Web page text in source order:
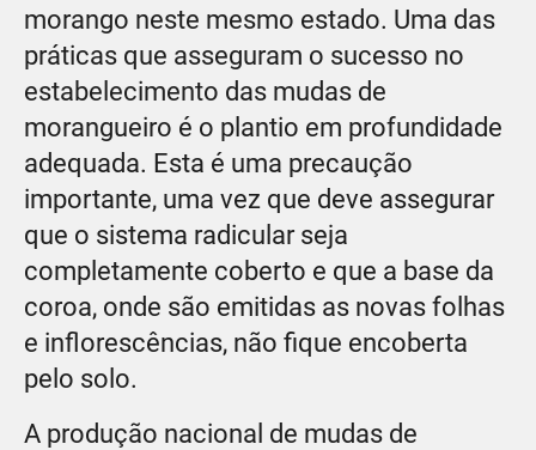
morango neste mesmo estado. Uma das
práticas que asseguram o sucesso no
estabelecimento das mudas de
morangueiro é o plantio em profundidade
adequada. Esta é uma precaução
importante, uma vez que deve assegurar
que o sistema radicular seja
completamente coberto e que a base da
coroa, onde são emitidas as novas folhas
e inflorescências, não fique encoberta
pelo solo.
A produção nacional de mudas de